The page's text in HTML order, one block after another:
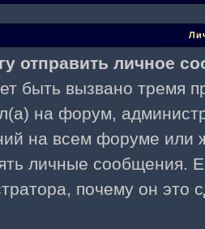
отправить личное
быть вызвано тремя
на форум,
на всем форуме или
личные сообщения.
почему он это